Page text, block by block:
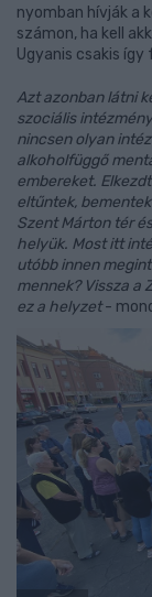
nyomban hívják
számon, ha kell
Ugyanis csakis
Azt azonban látni
szociális
nincsen olyan
alkoholfüggő
embereket.
eltűntek,
Szent Márton tér
helyük. Most itt
utóbb innen
mennek? Vissza a
ez a helyzet-